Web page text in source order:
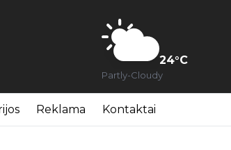
24°C
Partly-Cloudy
Reklama Kontaktai